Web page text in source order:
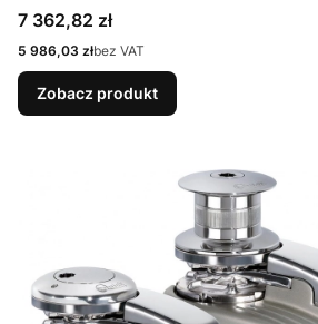
Cena
7 362,82 zł
Cena
5 986,03 złbez VAT
Zobacz produkt